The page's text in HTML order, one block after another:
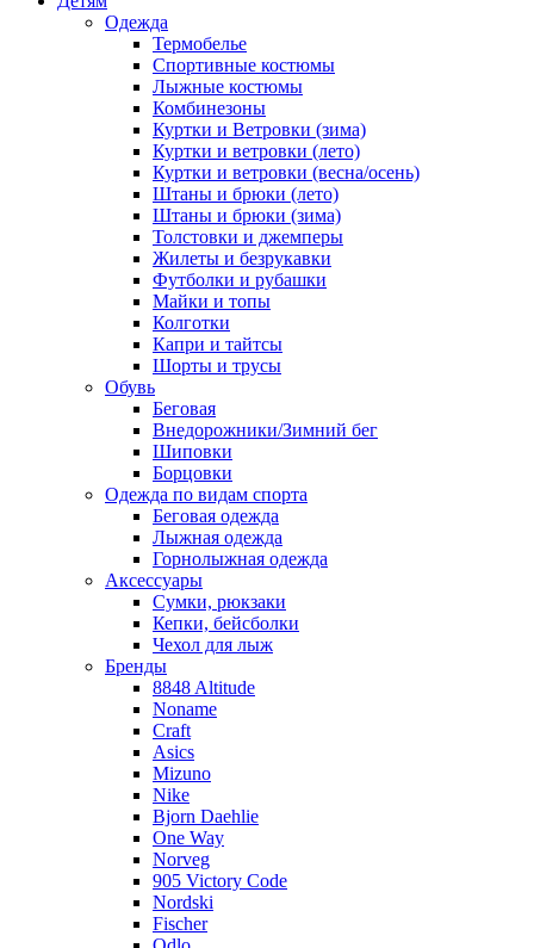
Одежда
Термобелье
Спортивные костюмы
Лыжные костюмы
Комбинезоны
Куртки и Ветровки (зима)
Куртки и ветровки (лето)
Куртки и ветровки (весна/осень)
Штаны и брюки (лето)
Штаны и брюки (зима)
Толстовки и джемперы
Жилеты и безрукавки
Футболки и рубашки
Майки и топы
Колготки
Капри и тайтсы
Шорты и трусы
Обувь
Беговая
Внедорожники/Зимний бег
Шиповки
Борцовки
Одежда по видам спорта
Беговая одежда
Лыжная одежда
Горнолыжная одежда
Аксессуары
Сумки, рюкзаки
Кепки, бейсболки
Чехол для лыж
Бренды
8848 Altitude
Noname
Craft
Asics
Mizuno
Nike
Bjorn Daehlie
One Way
Norveg
905 Victory Code
Nordski
Fischer